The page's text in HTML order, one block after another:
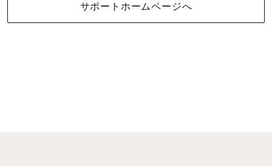
サポートホームページへ